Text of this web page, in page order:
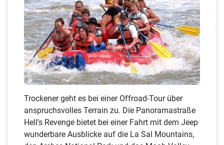
Trockener geht es bei einer Offroad-Tour über
anspruchsvolles Terrain zu. Die Panoramastraße
Hell's Revenge bietet bei einer Fahrt mit dem Jeep
wunderbare Ausblicke auf die La Sal Mountains,